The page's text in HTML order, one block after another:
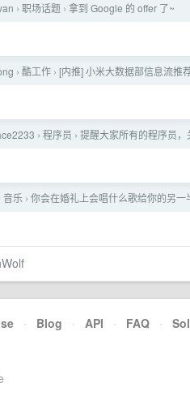
› 职场话题 › 拿到 Google 的 offer 了~
› 酷工作 › [内推] 小米大数据部信息流推
› 程序员 › 提醒大家所有的程序员，
音乐 › 你会在婚礼上会唱什么歌给你的另一
· Blog · API · FAQ ·